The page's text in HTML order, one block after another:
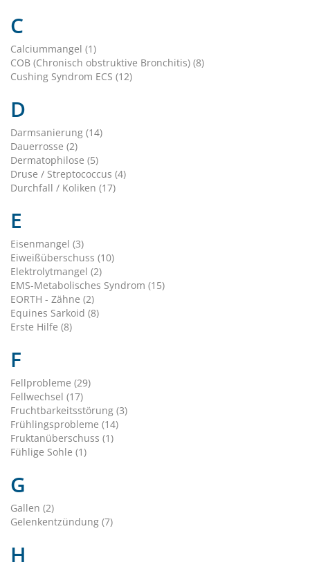
C
Calciummangel (1)
COB (Chronisch obstruktive Bronchitis) (8)
Cushing Syndrom ECS (12)
D
Darmsanierung (14)
Dauerrosse (2)
Dermatophilose (5)
Druse / Streptococcus (4)
Durchfall / Koliken (17)
E
Eisenmangel (3)
Eiweißüberschuss (10)
Elektrolytmangel (2)
EMS-Metabolisches Syndrom (15)
EORTH - Zähne (2)
Equines Sarkoid (8)
Erste Hilfe (8)
F
Fellprobleme (29)
Fellwechsel (17)
Fruchtbarkeitsstörung (3)
Frühlingsprobleme (14)
Fruktanüberschuss (1)
Fühlige Sohle (1)
G
Gallen (2)
Gelenkentzündung (7)
H